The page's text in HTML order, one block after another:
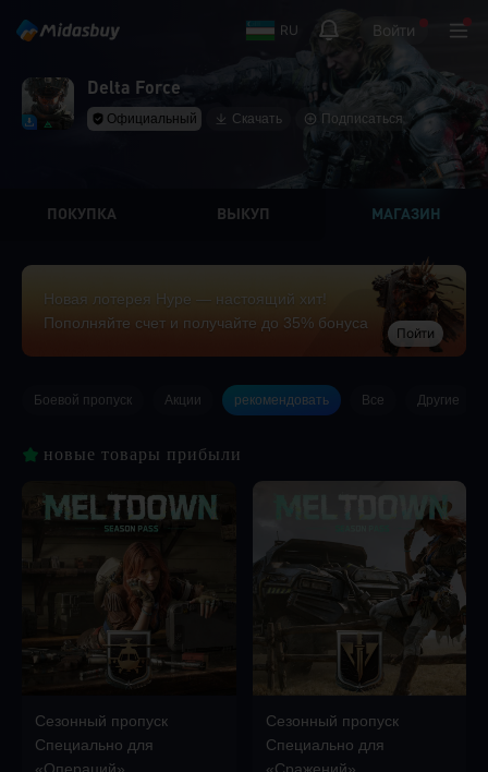
RU Войти
Delta Force
Официальный Скачать Подписаться
ПОКУПКА ВЫКУП МАГАЗИН
Новая лотерея Hype — настоящий хит!
Пополняйте счет и получайте до 35% бонуса
Пойти
Боевой пропуск Акции рекомендовать Все Другие
новые товары прибыли
Сезонный пропуск
Специально для
«Операций»
Сезонный пропуск
Специально для
«Сражений»